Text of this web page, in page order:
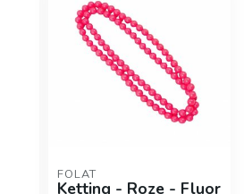
FOLAT
Ketting - Roze - Fluor